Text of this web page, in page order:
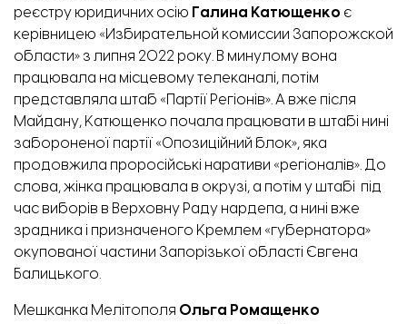
реєстру юридичних осію Галина Катющенко є
керівницею «Избирательной комиссии Запорожской
области» з липня 2022 року. В минулому вона
працювала на місцевому телеканалі, потім
представляла штаб «Партії Регіонів». А вже після
Майдану, Катющенко почала працювати в штабі нині
забороненої партії «Опозиційний блок», яка
продовжила проросійські наративи «регіоналів». До
слова, жінка працювала в окрузі, а потім у штабі під
час виборів в Верховну Раду нардепа, а нині вже
зрадника і призначеного Кремлем «губернатора»
окупованої частини Запорізької області Євгена
Балицького.
Мешканка Мелітополя Ольга Ромащенко